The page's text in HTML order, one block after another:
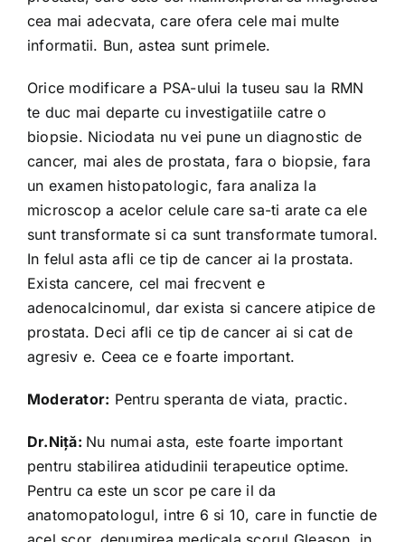
cea mai adecvata, care ofera cele mai multe
informatii. Bun, astea sunt primele.
Orice modificare a PSA-ului la tuseu sau la RMN
te duc mai departe cu investigatiile catre o
biopsie. Niciodata nu vei pune un diagnostic de
cancer, mai ales de prostata, fara o biopsie, fara
un examen histopatologic, fara analiza la
microscop a acelor celule care sa-ti arate ca ele
sunt transformate si ca sunt transformate tumoral.
In felul asta afli ce tip de cancer ai la prostata.
Exista cancere, cel mai frecvent e
adenocalcinomul, dar exista si cancere atipice de
prostata. Deci afli ce tip de cancer ai si cat de
agresiv e. Ceea ce e foarte important.
Moderator: Pentru speranta de viata, practic.
Dr.Niță: Nu numai asta, este foarte important
pentru stabilirea atidudinii terapeutice optime.
Pentru ca este un scor pe care il da
anatomopatologul, intre 6 si 10, care in functie de